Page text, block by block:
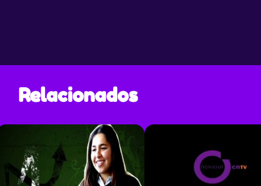
Relacionados